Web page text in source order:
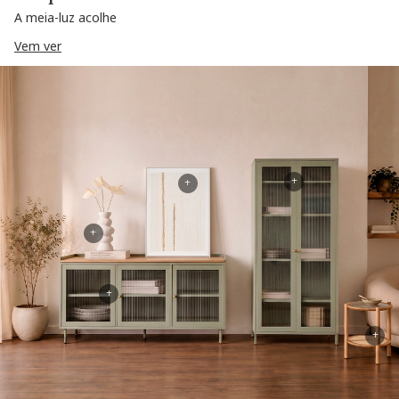
A meia-luz acolhe
Vem ver
+
+
+
+
+